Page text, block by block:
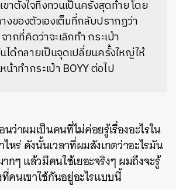
ขาตั้งใจทิ้งทวนเป็นครั้งสุดท้าย โดย
งของตัวเองเต็มที่กลับปรากฏว่า
กที่คิดว่าจะเลิกทำ กระเป๋า
ได้กลายเป็นจุดเปลี่ยนครั้งใหญ่ให้
าทำกระเป๋า BOYY ต่อไป
ว่าผมเป็นคนที่ไม่ค่อยรู้เรื่องอะไรใน
หร่ ดังนั้นเวลาที่ผมสังเกตว่าอะไรมัน
ๆ แล้วมีคนใช้เยอะจริงๆ ผมถึงจะรู้
คนเขาใช้กันอยู่อะไรแบบนี้